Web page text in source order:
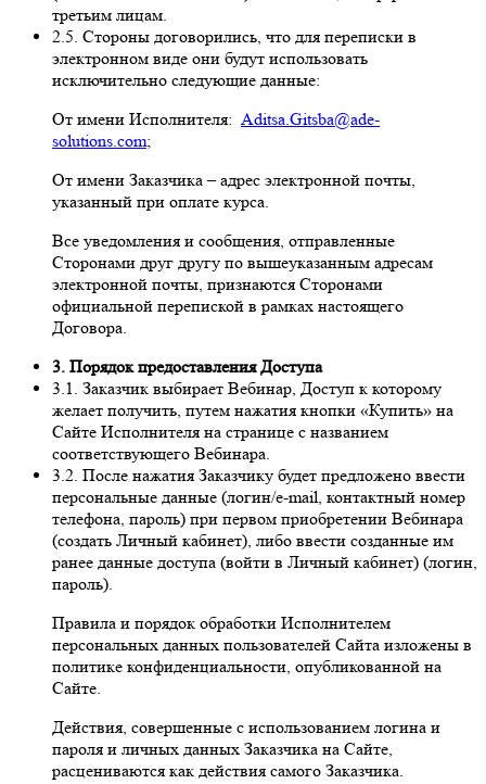
третьим лицам.
2.5. Стороны договорились, что для переписки в
электронном виде они будут использовать
исключительно следующие данные:
От имени Исполнителя: Aditsa.Gitsba@ade-
solutions.com;
От имени Заказчика – адрес электронной почты,
указанный при оплате курса.
Все уведомления и сообщения, отправленные
Сторонами друг другу по вышеуказанным адресам
электронной почты, признаются Сторонами
официальной перепиской в рамках настоящего
Договора.
3. Порядок предоставления Доступа
3.1. Заказчик выбирает Вебинар, Доступ к которому
желает получить, путем нажатия кнопки «Купить» на
Сайте Исполнителя на странице с названием
соответствующего Вебинара.
3.2. После нажатия Заказчику будет предложено ввести
персональные данные (логин/e-mail, контактный номер
телефона, пароль) при первом приобретении Вебинара
(создать Личный кабинет), либо ввести созданные им
ранее данные доступа (войти в Личный кабинет) (логин,
пароль).
Правила и порядок обработки Исполнителем
персональных данных пользователей Сайта изложены в
политике конфиденциальности, опубликованной на
Сайте.
Действия, совершенные с использованием логина и
пароля и личных данных Заказчика на Сайте,
расцениваются как действия самого Заказчика.